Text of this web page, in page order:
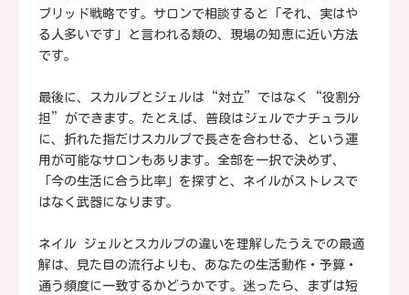
ブリッド戦略です。サロンで相談すると「それ、実はや
る人多いです」と言われる類の、現場の知恵に近い方法
です。
最後に、スカルプとジェルは“対立”ではなく“役割分
担”ができます。たとえば、普段はジェルでナチュラル
に、折れた指だけスカルプで長さを合わせる、という運
用が可能なサロンもあります。全部を一択で決めず、
「今の生活に合う比率」を探すと、ネイルがストレスで
はなく武器になります。
ネイル ジェルとスカルプの違いを理解したうえでの最適
解は、見た目の流行よりも、あなたの生活動作・予算・
通う頻度に一致するかどうかです。迷ったら、まずは短